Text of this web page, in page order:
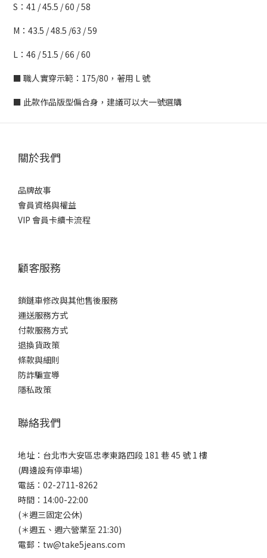
S：41 / 45.5 / 60 / 58
M：43.5 / 48.5 /63 / 59
L：46 / 51.5 / 66 / 60
■ 職人實穿示範：175/80，著用 L 號
■ 此款作品版型偏合身，建議可以大一號選購
關於我們
品牌故事
會員資格與權益
VIP 會員卡續卡流程
顧客服務
鎖鏈車修改與其他售後服務
運送服務方式
付款服務方式
退換貨政策
條款與細則
防詐騙宣導
隱私政策
聯絡我們
地址：台北市大安區忠孝東路四段 181 巷 45 號 1 樓
(周邊設有停車場)
電話：02-2711-8262
時間：14:00-22:00
(＊週三固定公休)
(＊週五、週六營業至 21:30)
電郵：tw@take5jeans.com